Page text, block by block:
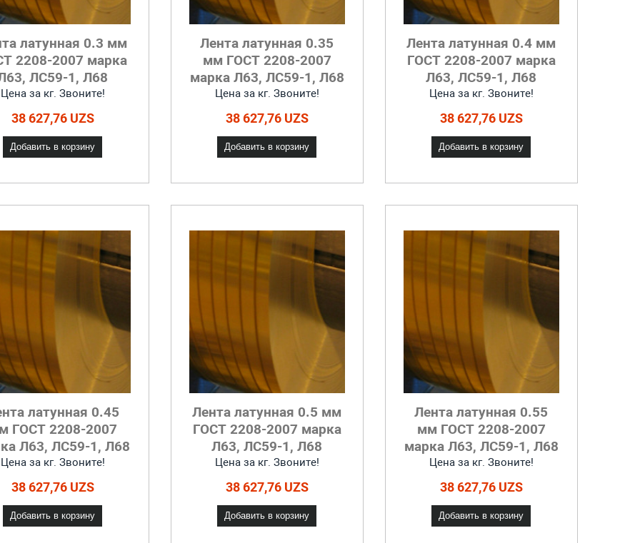
латунная 0.3 мм
2208-2007 марка
ЛС59-1, Л68
Цена за кг. Звоните!
38 627,76 UZS
Добавить в корзину
Лента латунная 0.35
мм ГОСТ 2208-2007
марка Л63, ЛС59-1, Л68
Цена за кг. Звоните!
38 627,76 UZS
Добавить в корзину
Лента латунная 0.4 мм
ГОСТ 2208-2007 марка
Л63, ЛС59-1, Л68
Цена за кг. Звоните!
38 627,76 UZS
Добавить в корзину
латунная 0.45
ГОСТ 2208-2007
Л63, ЛС59-1, Л68
Цена за кг. Звоните!
38 627,76 UZS
Добавить в корзину
Лента латунная 0.5 мм
ГОСТ 2208-2007 марка
Л63, ЛС59-1, Л68
Цена за кг. Звоните!
38 627,76 UZS
Добавить в корзину
Лента латунная 0.55
мм ГОСТ 2208-2007
марка Л63, ЛС59-1, Л68
Цена за кг. Звоните!
38 627,76 UZS
Добавить в корзину